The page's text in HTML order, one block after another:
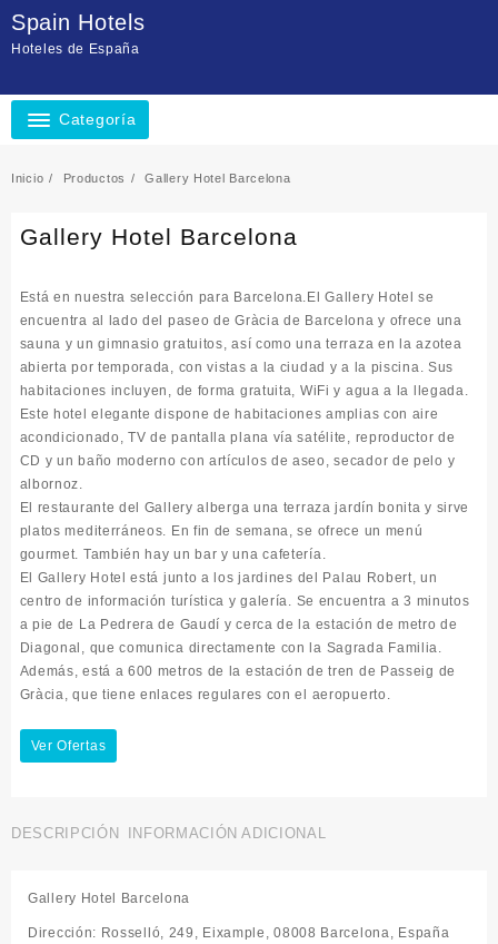
contenido
Spain Hotels
Hoteles de España
Categoría
Inicio Productos Gallery Hotel Barcelona
Gallery Hotel Barcelona
Está en nuestra selección para Barcelona.El Gallery Hotel se
encuentra al lado del paseo de Gràcia de Barcelona y ofrece una
sauna y un gimnasio gratuitos, así como una terraza en la azotea
abierta por temporada, con vistas a la ciudad y a la piscina. Sus
habitaciones incluyen, de forma gratuita, WiFi y agua a la llegada.
Este hotel elegante dispone de habitaciones amplias con aire
acondicionado, TV de pantalla plana vía satélite, reproductor de
CD y un baño moderno con artículos de aseo, secador de pelo y
albornoz.
El restaurante del Gallery alberga una terraza jardín bonita y sirve
platos mediterráneos. En fin de semana, se ofrece un menú
gourmet. También hay un bar y una cafetería.
El Gallery Hotel está junto a los jardines del Palau Robert, un
centro de información turística y galería. Se encuentra a 3 minutos
a pie de La Pedrera de Gaudí y cerca de la estación de metro de
Diagonal, que comunica directamente con la Sagrada Familia.
Además, está a 600 metros de la estación de tren de Passeig de
Gràcia, que tiene enlaces regulares con el aeropuerto.
Ver Ofertas
DESCRIPCIÓN INFORMACIÓN ADICIONAL
Gallery Hotel Barcelona
Dirección: Rosselló, 249, Eixample, 08008 Barcelona, España